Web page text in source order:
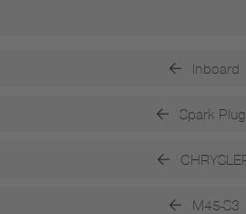
Inboard
Spark
M45-S3